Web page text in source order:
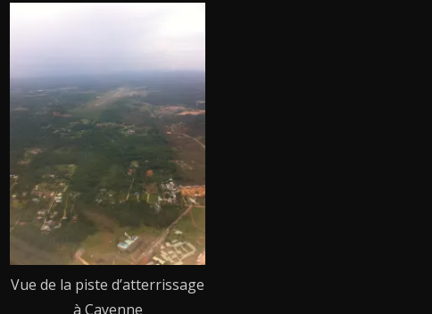
Vue de la piste d’atterrissage
à Cayenne